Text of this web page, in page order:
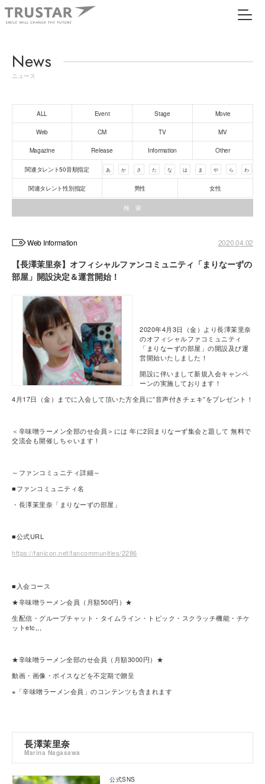
News
ニュース
ALL Event Stage Movie
Web CM TV MV
Magazine Release Information Other
関連タレント50音順指定 あ か さ た な は ま や ら わ
関連タレント性別指定 男性 女性
Web Information 2020.04.02
【長澤茉里奈】オフィシャルファンコミュニティ「まりなーずの
部屋」開設決定＆運営開始！
2020年4月3日（金）より長澤茉里奈
のオフィシャルファコミュニティ
「まりなーずの部屋」の開設及び運
営開始いたしました！
開設に伴いまして新規入会キャンペ
ーンの実施しております！
4月17日（金）までに入会して頂いた方全員に”音声付きチェキ”をプレゼント！
＜辛味噌ラーメン全部のせ会員＞には 年に2回まりなーず集会と題して 無料で
交流会も開催しちゃいます！
～ファンコミュニティ詳細～
■ファンコミュニティ名
・長澤茉里奈「まりなーずの部屋」
■公式URL
https://fanicon.net/fancommunities/2286
■入会コース
★辛味噌ラーメン会員（月額500円）★
生配信・グループチャット・タイムライン・トピック・スクラッチ機能・チケ
ットetc,,,
★辛味噌ラーメン全部のせ会員（月額3000円）★
動画・画像・ボイスなどを不定期で贈呈
※「辛味噌ラーメン会員」のコンテンツも含まれます
長澤茉里奈
Marina Nagasawa
公式SNS